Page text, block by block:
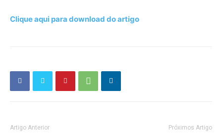
Clique aqui para download do artigo
Artigo Anterior Próximos Artigo